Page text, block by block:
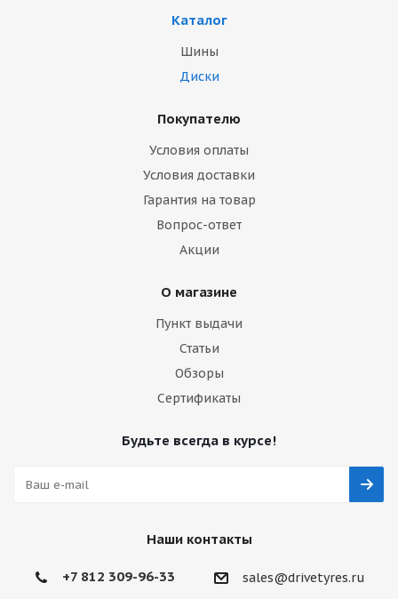
Каталог
Шины
Диски
Покупателю
Условия оплаты
Условия доставки
Гарантия на товар
Вопрос-ответ
Акции
О магазине
Пункт выдачи
Статьи
Обзоры
Сертификаты
Будьте всегда в курсе!
Наши контакты
+7 812 309-96-33 sales@drivetyres.ru